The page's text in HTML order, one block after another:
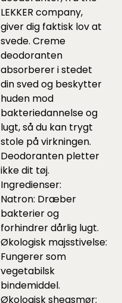
LEKKER company,
giver dig faktisk lov at
svede. Creme
deodoranten
absorberer i stedet
din sved og beskytter
huden mod
bakteriedannelse og
lugt, så du kan trygt
stole på virkningen.
Deodoranten pletter
ikke dit tøj.
Ingredienser:
Natron: Dræber
bakterier og
forhindrer dårlig lugt.
Økologisk majsstivelse:
Fungerer som
vegetabilsk
bindemiddel.
Økologisk sheasmør: